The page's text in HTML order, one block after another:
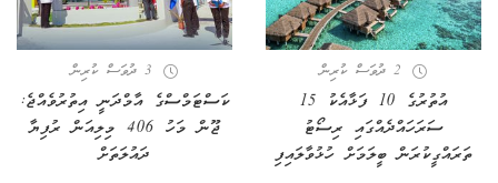
2 ދުވަސް ކުރިން
އުތުރުގެ 10 ފަޅާއެކު 15
ސަރަހައްދެއްގައި ރިސޯޓު
ތަރައްގީކުރަން ބީލަމަށް ހުޅުވާލައިފި
3 ދުވަސް ކުރިން
ކަސްޓަމްސްގެ އާމްދަނީ އިތުރުވެއްޖެ:
ޖޫން މަހު 406 މިލިއަން ރުފިޔާ
ދައުލަތަށް